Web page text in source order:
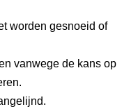
worden gesnoeid of
vanwege de kans op